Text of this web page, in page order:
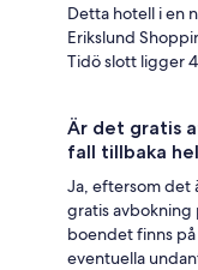
Detta hotell i en
Erikslund
Tidö slott ligger
Är det gratis
fall tillbaka
Ja, eftersom
gratis avbokning
boendet finns
eventuella